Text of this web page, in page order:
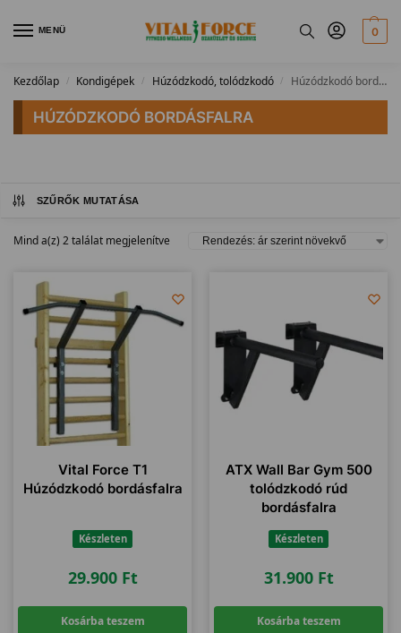
MENÜ 0
Kezdőlap / Kondigépek / Húzódzkodó, tolódzkodó / Húzódzkodó bordásfalra
HÚZÓDZKODÓ BORDÁSFALRA
SZŰRŐK MUTATÁSA
Mind a(z) 2 találat megjelenítve
Vital Force T1
Húzódzkodó bordásfalra
Készleten
29.900 Ft
Kosárba teszem
ATX Wall Bar Gym 500
tolódzkodó rúd
bordásfalra
Készleten
31.900 Ft
Kosárba teszem